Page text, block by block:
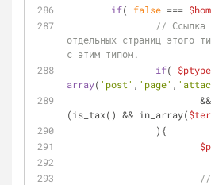
if( false ===
// Ссылка
отдельных страниц этого
с этим типом.
if( $ptype
array( 'post' , 'page' ,
(is_tax() && in_array(
		){
//